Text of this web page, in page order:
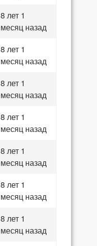
8 лет 1
месяц назад
8 лет 1
месяц назад
8 лет 1
месяц назад
8 лет 1
месяц назад
8 лет 1
месяц назад
8 лет 1
месяц назад
8 лет 1
месяц назад